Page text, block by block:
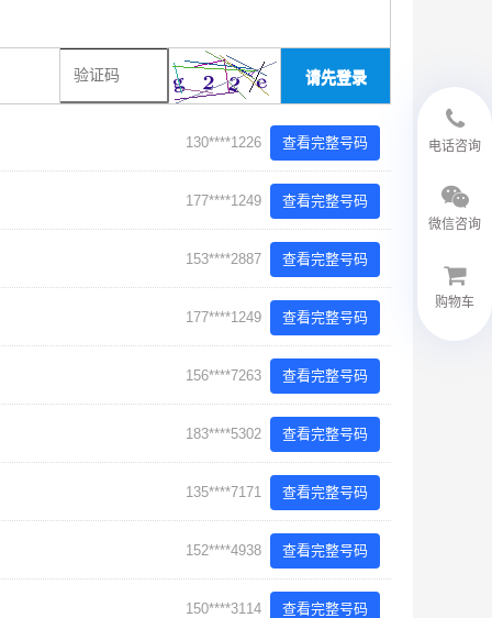
请先登录
130****1226 查看完整号码
177****1249 查看完整号码
153****2887 查看完整号码
177****1249 查看完整号码
156****7263 查看完整号码
183****5302 查看完整号码
135****7171 查看完整号码
152****4938 查看完整号码
150****3114 查看完整号码
电话咨询
18594048543
微信咨询
微信客服
购物车